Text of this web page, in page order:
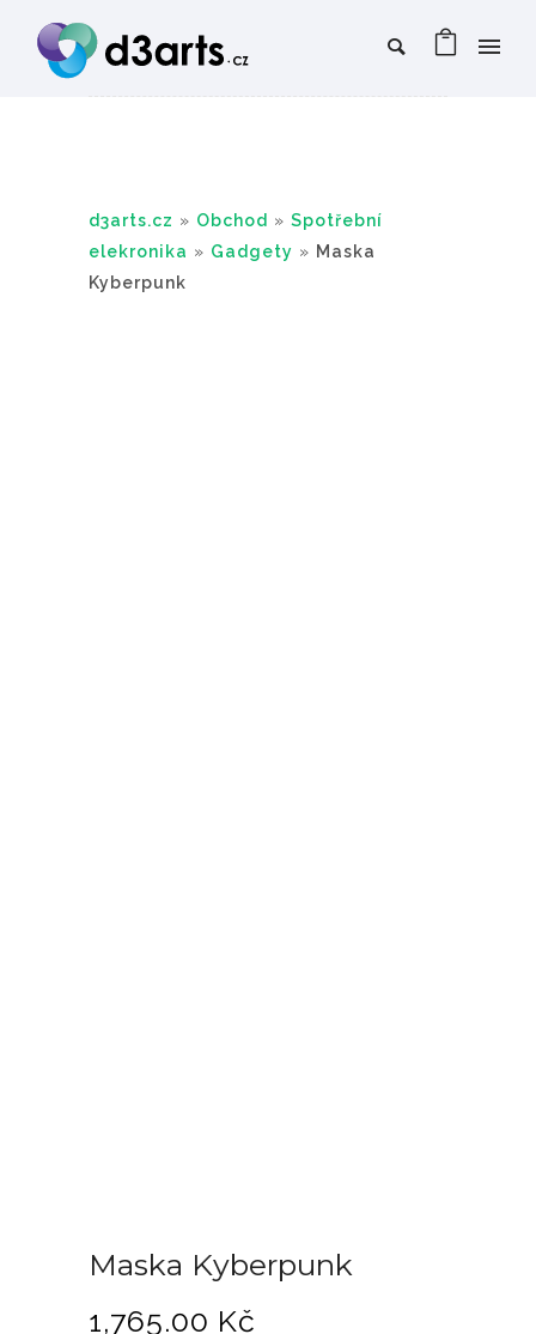
d3arts.cz » Obchod » Spotřební
elekronika » Gadgety » Maska
Kyberpunk
Maska Kyberpunk
1,765.00 Kč